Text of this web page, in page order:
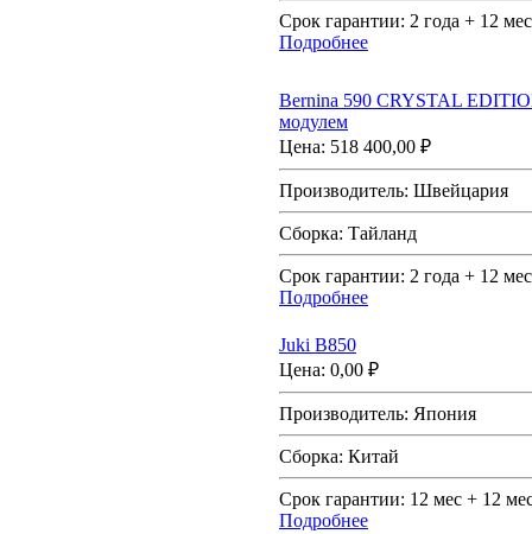
Срок гарантии: 2 года + 12 мес
Подробнее
Bernina 590 CRYSTAL
модулем
Цена: 518 400,00 ₽
Производитель: Швейцария
Сборка: Тайланд
Срок гарантии: 2 года + 12 мес
Подробнее
Juki B850
Цена: 0,00 ₽
Производитель: Япония
Сборка: Китай
Срок гарантии: 12 мес + 12
Подробнее